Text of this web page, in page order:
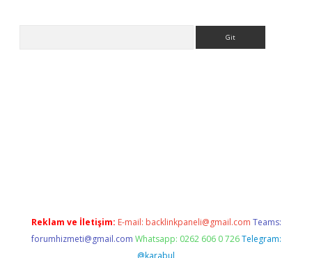
Reklam ve İletişim: E-mail: backlinkpaneli@gmail.com Teams:
forumhizmeti@gmail.com Whatsapp: 0262 606 0 726 Telegram:
@karabul